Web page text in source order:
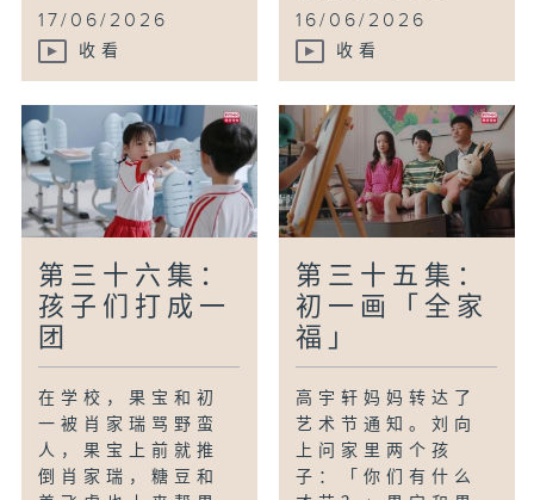
17/06/2026
收看
16/06/2026
收看
第三十六集：
孩子们打成一
团
在学校，果宝和初
一被肖家瑞骂野蛮
人，果宝上前就推
倒肖家瑞，糖豆和
第三十五集：
初一画「全家
福」
高宇轩妈妈转达了
艺术节通知。刘向
上问家里两个孩
子：「你们有什么